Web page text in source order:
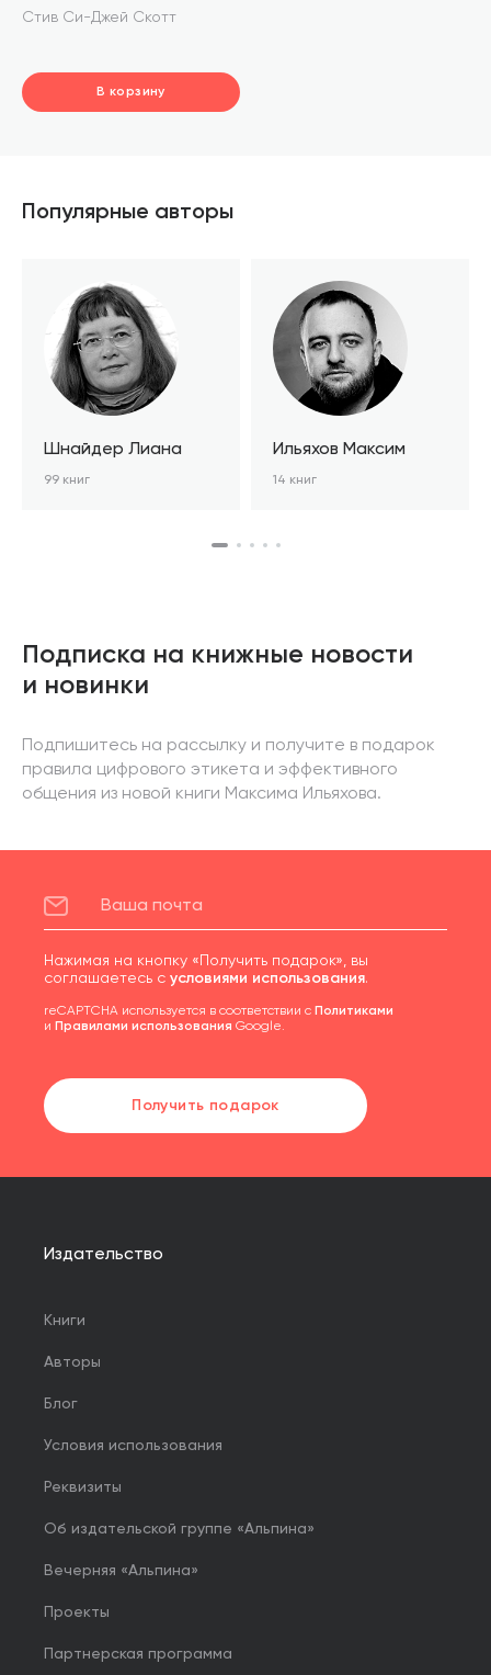
здоровья, счастья и успеха
Стив Си-Джей Скотт
В корзину
Популярные авторы
Шнайдер Лиана
99 книг
Ильяхов Максим
14 книг
Подписка на книжные новости
и новинки
Подпишитесь на рассылку и получите в подарок
правила цифрового этикета и эффективного
общения из новой книги Максима Ильяхова.
Нажимая на кнопку «Получить подарок», вы
соглашаетесь с условиями использования.
reCAPTCHA используется в соответствии с Политиками
и Правилами использования Google.
Получить подарок
Издательство
Книги
Авторы
Блог
Условия использования
Реквизиты
Об издательской группе «Альпина»
Вечерняя «Альпина»
Проекты
Партнерская программа